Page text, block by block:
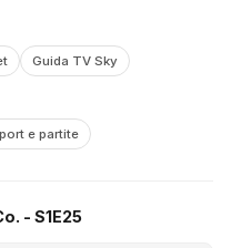
Guida TV Sky
e partite
- S1E25